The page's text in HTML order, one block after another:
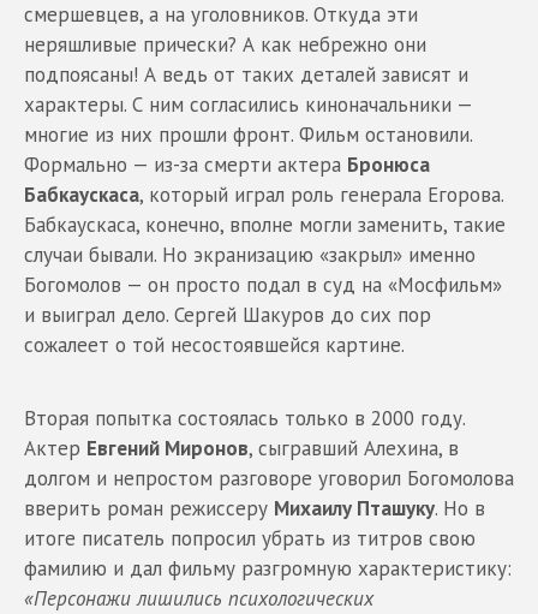
смершевцев, а на уголовников. Откуда эти
неряшливые прически? А как небрежно они
подпоясаны! А ведь от таких деталей зависят и
характеры. С ним согласились киноначальники —
многие из них прошли фронт. Фильм остановили.
Формально — из-за смерти актера Бронюса
Бабкаускаса, который играл роль генерала Егорова.
Бабкаускаса, конечно, вполне могли заменить, такие
случаи бывали. Но экранизацию «закрыл» именно
Богомолов — он просто подал в суд на «Мосфильм»
и выиграл дело. Сергей Шакуров до сих пор
сожалеет о той несостоявшейся картине.
Вторая попытка состоялась только в 2000 году.
Актер Евгений Миронов, сыгравший Алехина, в
долгом и непростом разговоре уговорил Богомолова
вверить роман режиссеру Михаилу Пташуку. Но в
итоге писатель попросил убрать из титров свою
фамилию и дал фильму разгромную характеристику:
«Персонажи лишились психологических